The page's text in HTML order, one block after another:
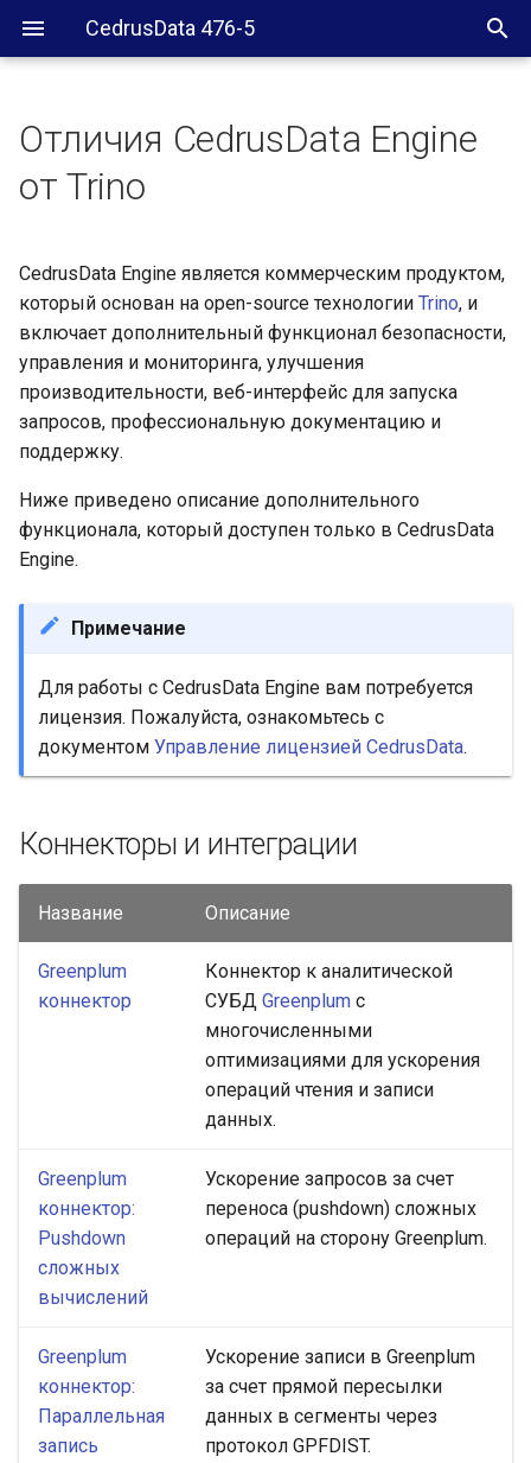
CedrusData 476-5
Безопасность
Управление
Каталог
Отличия CedrusData Engine
от Trino
CedrusData Engine является коммерческим продуктом,
который основан на open-source технологии Trino, и
включает дополнительный функционал безопасности,
управления и мониторинга, улучшения
производительности, веб-интерфейс для запуска
запросов, профессиональную документацию и
поддержку.
Ниже приведено описание дополнительного
функционала, который доступен только в CedrusData
Engine.
Примечание
Для работы с CedrusData Engine вам потребуется
лицензия. Пожалуйста, ознакомьтесь с
документом Управление лицензией CedrusData.
Коннекторы и интеграции
Название Описание
Greenplum
коннектор
Коннектор к аналитической
СУБД Greenplum с
многочисленными
оптимизациями для ускорения
операций чтения и записи
данных.
Greenplum
коннектор:
Pushdown
сложных
вычислений
Ускорение запросов за счет
переноса (pushdown) сложных
операций на сторону Greenplum.
Greenplum
коннектор:
Параллельная
запись
Ускорение записи в Greenplum
за счет прямой пересылки
данных в сегменты через
протокол GPFDIST.